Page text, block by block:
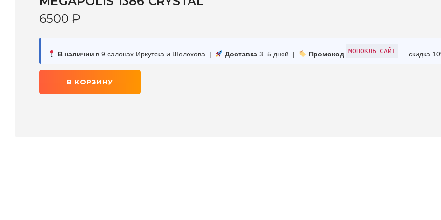
6500 ₽
В наличии в 9 салонах Иркутска и Шелехова | Доставка3–5 дней | Промокод МОНОКЛЬ САЙТ — скидка
В КОРЗИНУ